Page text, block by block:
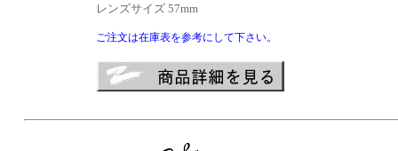
レンズサイズ57mm
ご注文は在庫表を参考にして下さい。